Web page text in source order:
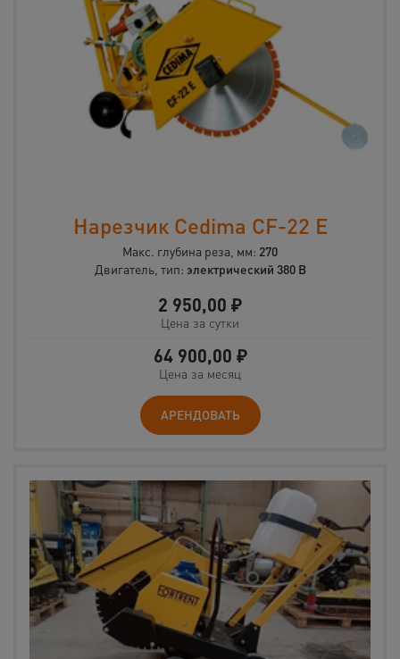
Нарезчик Cedima CF-22 E
Макс. глубина реза, мм: 270
Двигатель, тип: электрический 380 В
2 950,00 ₽
Цена за сутки
64 900,00 ₽
Цена за месяц
АРЕНДОВАТЬ